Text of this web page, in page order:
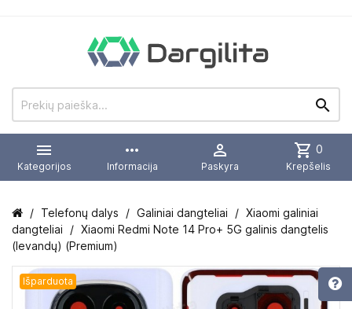


Kategorijos
more_horiz
Informacija

Paskyra
shopping_cart 0
Krepšelis
Telefonų dalys Galiniai dangteliai
Xiaomi galiniai
dangteliai
Xiaomi Redmi Note 14 Pro+ 5G galinis dangtelis
(levandų) (Premium)
Išparduota